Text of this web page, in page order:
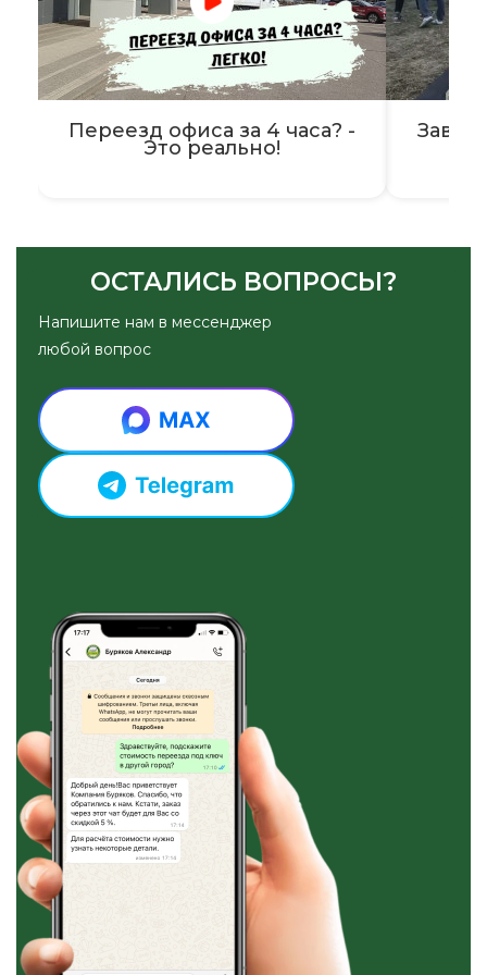
Переезд офиса за 4 часа? -
Это реально!
ОСТАЛИСЬ ВОПРОСЫ?
Напишите нам в мессенджер
любой вопрос